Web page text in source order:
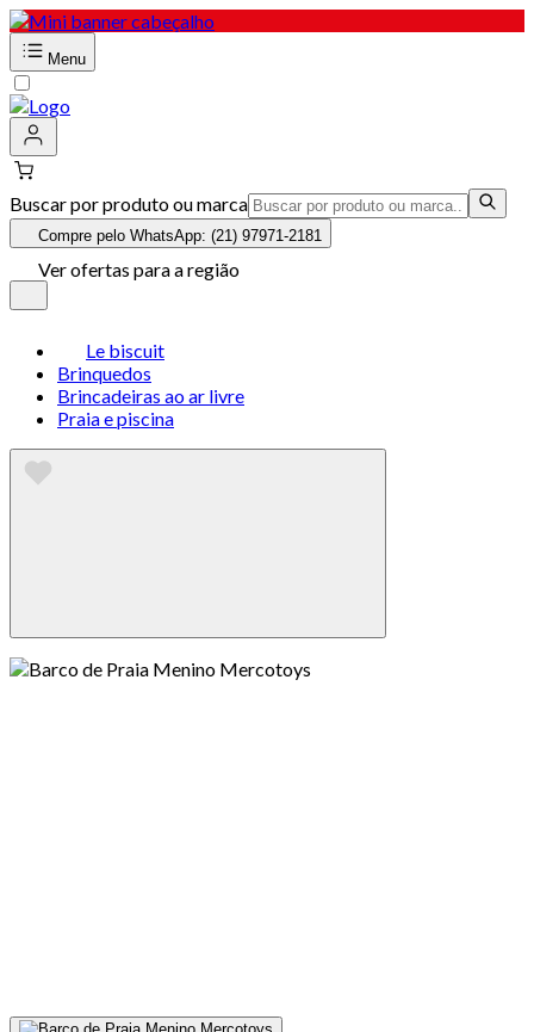
Menu
Buscar por produto ou marca
Compre pelo WhatsApp: (21) 97971-2181
Ver ofertas para a região
Le biscuit
Brinquedos
Brincadeiras ao ar livre
Praia e piscina